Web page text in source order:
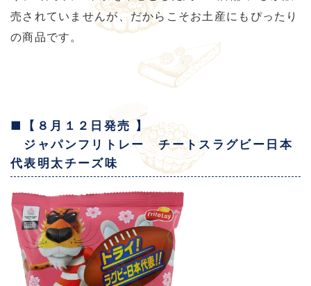
売されていませんが、だからこそお土産にもぴったり
の商品です。
■【８月１２日発売 】
ジャパンフリトレー チートスラグビー日本
代表明太チーズ味